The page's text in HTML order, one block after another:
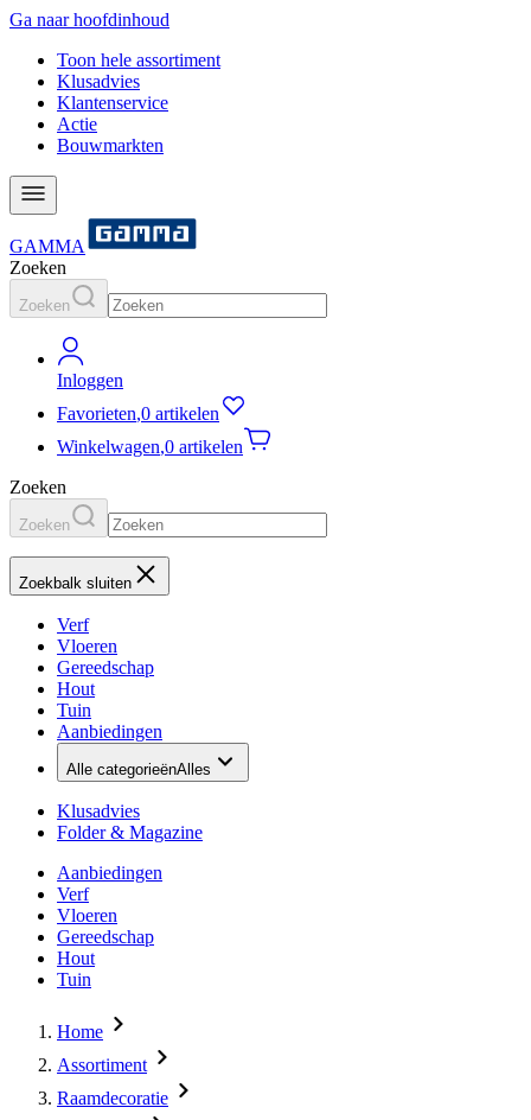
Ga naar hoofdinhoud
Toon hele assortiment
Klusadvies
Klantenservice
Actie
Bouwmarkten
GAMMA
Zoeken
Zoeken
Inloggen
Favorieten,0 artikelen
Winkelwagen,0 artikelen
Zoeken
Zoeken
Zoekbalk sluiten
Verf
Vloeren
Gereedschap
Hout
Tuin
Aanbiedingen
Alle categorieënAlles
Klusadvies
Folder & Magazine
Aanbiedingen
Verf
Vloeren
Gereedschap
Hout
Tuin
Home
Assortiment
Raamdecoratie